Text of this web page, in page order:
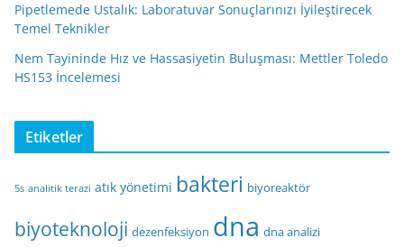
Pipetlemede Ustalık: Laboratuvar Sonuçlarınızı İyileştirecek
Temel Teknikler
Nem Tayininde Hız ve Hassasiyetin Buluşması: Mettler Toledo
HS153 İncelemesi
Etiketler
5s analitik terazi atık yönetimi bakteri biyoreaktör
biyoteknoloji dezenfeksiyon dna dna analizi